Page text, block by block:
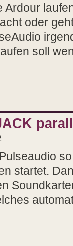
Ardour
oder
soll
startet.